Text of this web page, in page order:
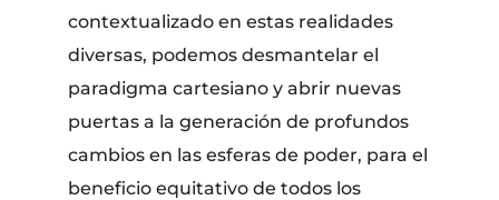
contextualizado en estas realidades
diversas, podemos desmantelar el
paradigma cartesiano y abrir nuevas
puertas a la generación de profundos
cambios en las esferas de poder, para el
beneficio equitativo de todos los